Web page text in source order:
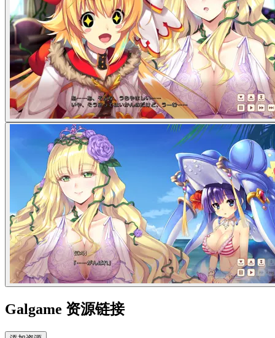
Galgame 资源链接